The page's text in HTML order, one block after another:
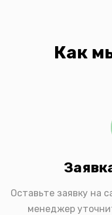
Как
Оставьте заявку на
менеджер